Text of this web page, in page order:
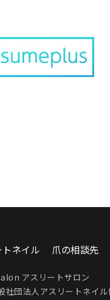
ネイル 爪の相談先
アスリートサロン
社団法人アスリートネイル